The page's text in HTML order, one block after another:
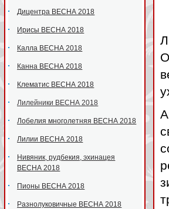
Дицентра ВЕСНА 2018
Ирисы ВЕСНА 2018
Калла ВЕСНА 2018
Канна ВЕСНА 2018
Клематис ВЕСНА 2018
Лилейники ВЕСНА 2018
Лобелия многолетняя ВЕСНА 2018
Лилии ВЕСНА 2018
Нивяник, рудбекия, эхинацея
ВЕСНА 2018
Пионы ВЕСНА 2018
Разнолуковичные ВЕСНА 2018